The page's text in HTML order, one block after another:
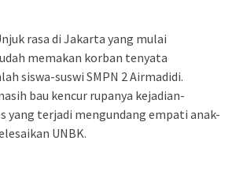
rasa di Jakarta yang mulai
memakan korban tenyata
siswa-suswi SMPN 2 Airmadidi.
bau kencur rupanya kejadian-
yang terjadi mengundang empati anak-
UNBK.